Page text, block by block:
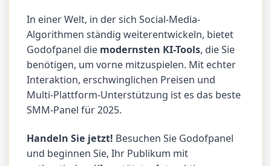
In einer Welt, in der sich Social-Media-
Algorithmen ständig weiterentwickeln, bietet
Godofpanel die modernsten KI-Tools, die Sie
benötigen, um vorne mitzuspielen. Mit echter
Interaktion, erschwinglichen Preisen und
Multi-Plattform-Unterstützung ist es das beste
SMM-Panel für 2025.
Handeln Sie jetzt! Besuchen Sie Godofpanel
und beginnen Sie, Ihr Publikum mit